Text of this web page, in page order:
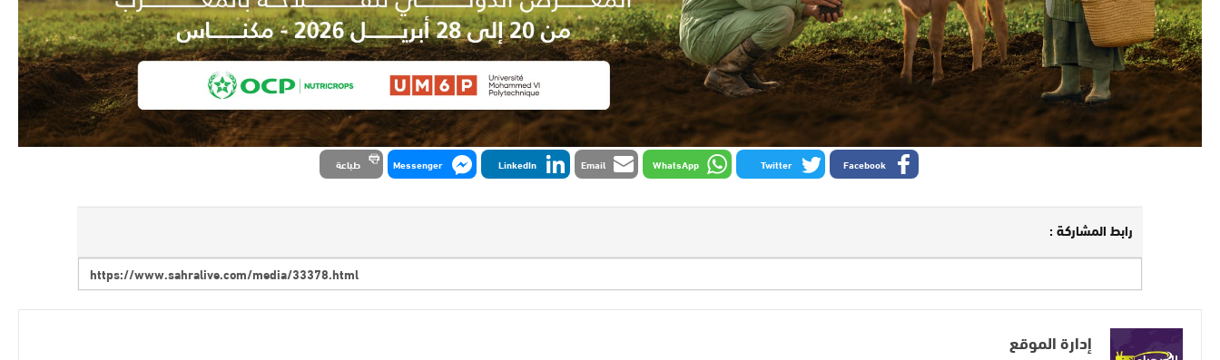
Facebook
Twitter
WhatsApp
Email
LinkedIn
Messenger طباعة
رابط المشاركة :
إدارة الموقع